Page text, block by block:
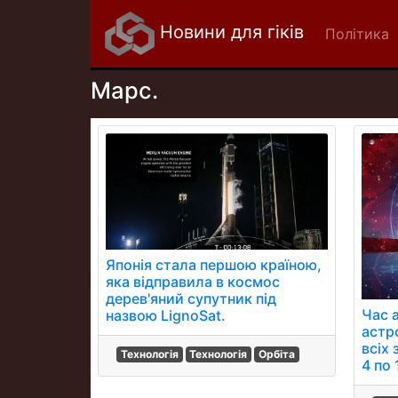
Новини для гіків Політика
Марс.
Японія стала першою країною,
яка відправила в космос
дерев'яний супутник під
назвою LignoSat.
Технологія Технологія Орбіта
Час
всіх
4 по